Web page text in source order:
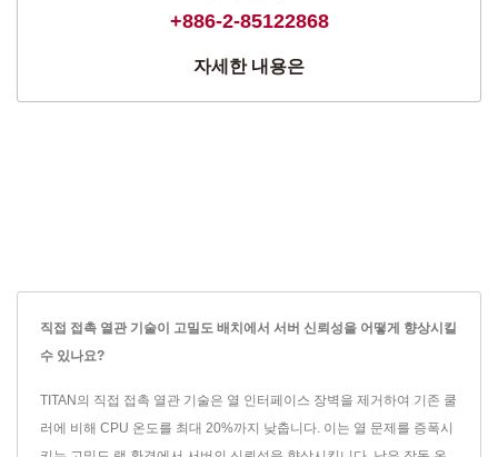
+886-2-85122868
자세한 내용은
직접 접촉 열관 기술이 고밀도 배치에서 서버 신뢰성을 어떻게 향상시킬
수 있나요?
TITAN의 직접 접촉 열관 기술은 열 인터페이스 장벽을 제거하여 기존 쿨
러에 비해 CPU 온도를 최대 20%까지 낮춥니다. 이는 열 문제를 증폭시